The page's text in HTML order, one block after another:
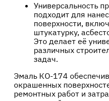
Универсальность
подходит для
поверхности,
штукатурку,
Это делает её
различных
задач.
Эмаль КО-174
окрашенных
ремонтных работ и